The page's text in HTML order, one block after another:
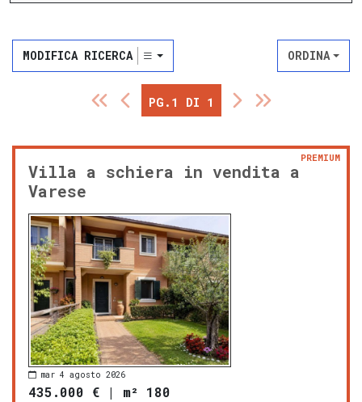
MODIFICA RICERCA ORDINA
PG.1 DI 1
Villa a schiera in vendita a
Varese
PREMIUM
mar 4 agosto 2026
435.000 € | m² 180